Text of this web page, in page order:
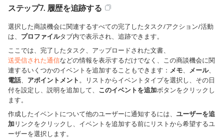
ステップ7. 履歴を追跡する
選択した商談機会に関連するすべての完了したタスク/アクション/活動
は、 プロファイルタブ内で表示され、追跡できます。
ここでは、完了したタスク、アップロードされた文書、
送受信された通信などの情報を表示するだけでなく、この商談機会に関
連するいくつかのイベントを追加することもできます： メモ、 メール、
電話、 アポイントメント。リストからイベントタイプを選択し、その日
付を設定し、説明を追加して、 このイベントを追加ボタンをクリックし
ます。
作成したイベントについて他のユーザーに通知するには、 ユーザーを追
加リンクをクリックし、イベントを追加する前にリストから希望するユ
ーザーを選択します。